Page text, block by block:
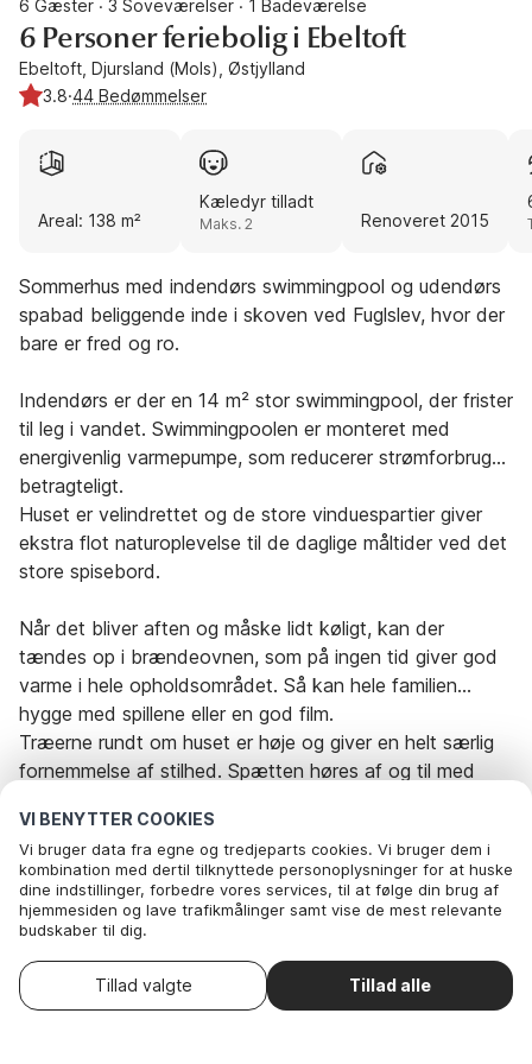
VI BENYTTER COOKIES
Vi bruger data fra egne og tredjeparts cookies. Vi bruger dem i
kombination med dertil tilknyttede personoplysninger for at huske
dine indstillinger, forbedre vores services, til at følge din brug af
hjemmesiden og lave trafikmålinger samt vise de mest relevante
budskaber til dig.
hvilke af vores valgfrie cookies du vil acceptere.
Læs mere om vores cookie- og privatlivspolitik. Du kan
trække dit samtykke tilbageHer.
Tillad alle
Tillad valgte
6 Gæster · 3 Soveværelser · 1 Badeværelse
6 Personer feriebolig i Ebeltoft
Ebeltoft, Djursland (Mols), Østjylland
3.8·44 Bedømmelser
Areal: 138 m²
Kæledyr tilladt
Maks. 2 Renoveret 2015
Sommerhus med indendørs swimmingpool og udendørs
spabad beliggende inde i skoven ved Fuglslev, hvor der
bare er fred og ro.
Indendørs er der en 14 m² stor swimmingpool, der frister
til leg i vandet. Swimmingpoolen er monteret med
energivenlig varmepumpe, som reducerer strømforbruget
betragteligt.
Huset er velindrettet og de store vinduespartier giver
ekstra flot naturoplevelse til de daglige måltider ved det
store spisebord.
Når det bliver aften og måske lidt køligt, kan der
tændes op i brændeovnen, som på ingen tid giver god
varme i hele opholdsområdet. Så kan hele familien
hygge med spillene eller en god film.
Træerne rundt om huset er høje og giver en helt særlig
fornemmelse af stilhed. Spætten høres af og til med
spil med bl.a. legestativ til familiens yngste og
terrasserne giver mulighed for at hygge sig udendørs på
alle tider af dagen, nyde solen og ved aftentid kan
grillen tændes og aftensmaden tilberedes. Udlejes ikke
til ungdomsgrupper.
Rejseperiode og gæster
Gæster 2 Gæster
Vælg ankomstdato